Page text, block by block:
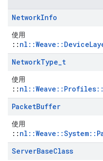
NetworkInfo
使用
::
NetworkType_t
使用
::
PacketBuffer
使用
::
ServerBaseClass